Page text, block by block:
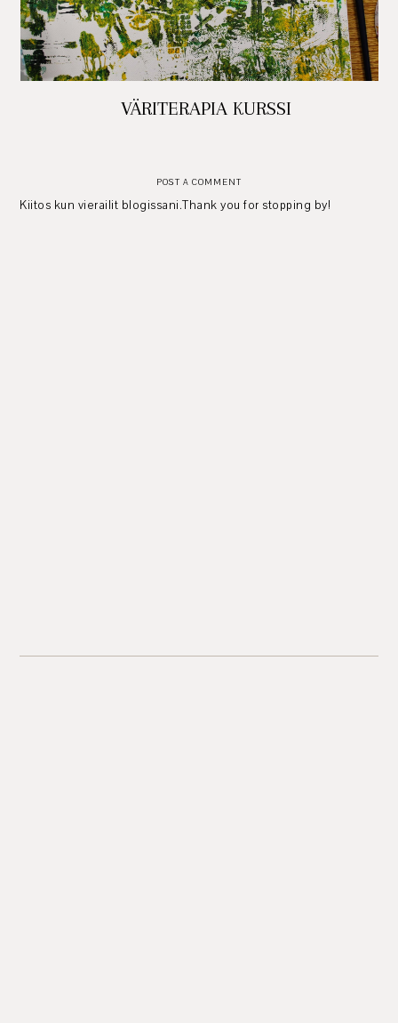
VÄRITERAPIA KURSSI
POST A COMMENT
Kiitos kun vierailit blogissani.Thank you for stopping by!